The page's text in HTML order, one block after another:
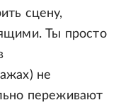
сцену,
Ты просто
не
переживают